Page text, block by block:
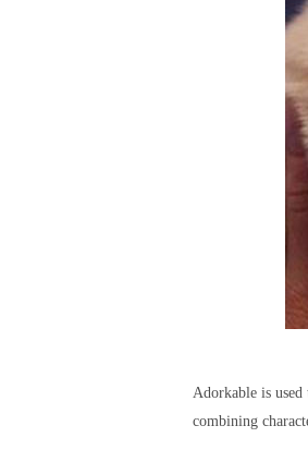
Adorkable is
combining